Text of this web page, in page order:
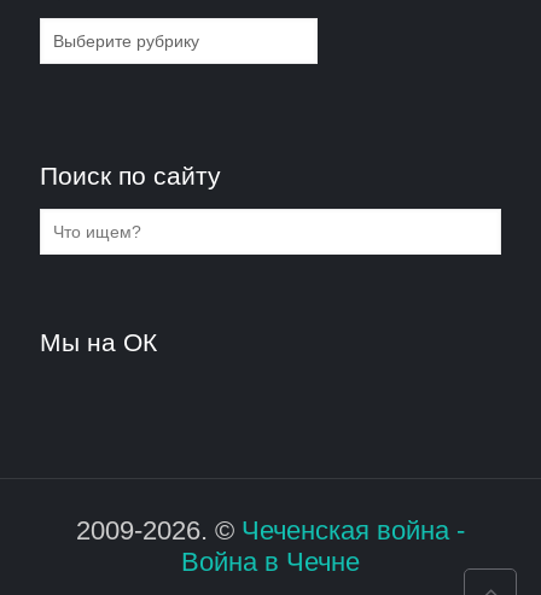
Рубрики
Поиск по сайту
Мы на ОК
2009-2026. © Чеченская война -
Война в Чечне